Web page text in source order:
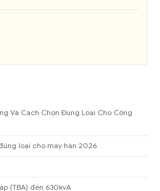
Và Cách Chọn Đúng Loại Cho Công
loại cho máy hàn 2026
(TBA) đến 630kvA